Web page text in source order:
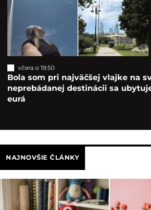
včera o 19:50
Bola som pri najväčšej vlajke na
neprebádanej destinácii sa
eurá
NAJNOVŠIE ČLÁNKY